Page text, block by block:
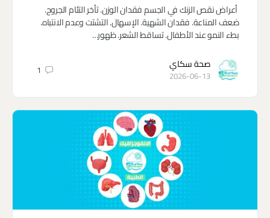
أعراض نقص الزنك في الجسم فقدان الوزن. تأخر التئام الجروح.
ضعف المناعة. فقدان الشهية. الإسهال. التشتت وعدم الانتباه.
بطء النمو عند الأطفال. تساقط الشعر. ظهور…
صحة سكاي
2026-06-13
1